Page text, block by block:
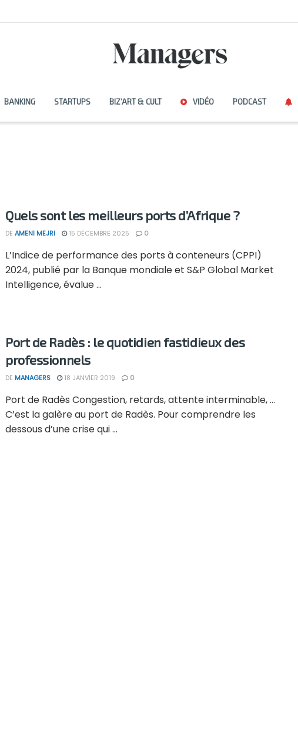
BANKING STARTUPS BIZ’ART & CULT VIDÉO PODCAST
Quels sont les meilleurs ports d’Afrique ?
DE AMENI MEJRI 15 DÉCEMBRE 2025 0
L’Indice de performance des ports à conteneurs (CPPI)
2024, publié par la Banque mondiale et S&P Global Market
Intelligence, évalue ...
Port de Radès : le quotidien fastidieux des
professionnels
DE MANAGERS 18 JANVIER 2019 0
Port de Radès Congestion, retards, attente interminable, …
C’est la galère au port de Radès. Pour comprendre les
dessous d’une crise qui ...